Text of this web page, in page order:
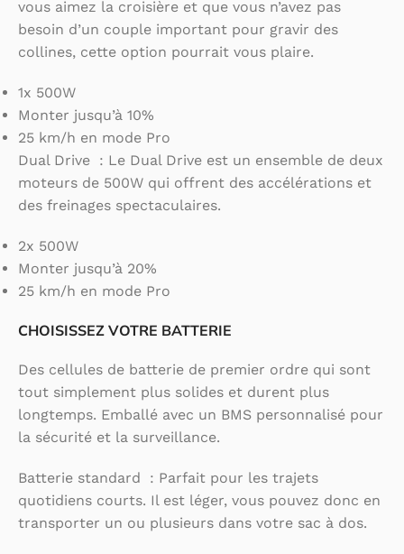
vous aimez la croisière et que vous n’avez pas
besoin d’un couple important pour gravir des
collines, cette option pourrait vous plaire.
1x 500W
Monter jusqu’à 10%
25 km/h en mode Pro
Dual Drive : Le Dual Drive est un ensemble de deux
moteurs de 500W qui offrent des accélérations et
des freinages spectaculaires.
2x 500W
Monter jusqu’à 20%
25 km/h en mode Pro
CHOISISSEZ VOTRE BATTERIE
Des cellules de batterie de premier ordre qui sont
tout simplement plus solides et durent plus
longtemps. Emballé avec un BMS personnalisé pour
la sécurité et la surveillance.
Batterie standard : Parfait pour les trajets
quotidiens courts. Il est léger, vous pouvez donc en
transporter un ou plusieurs dans votre sac à dos.